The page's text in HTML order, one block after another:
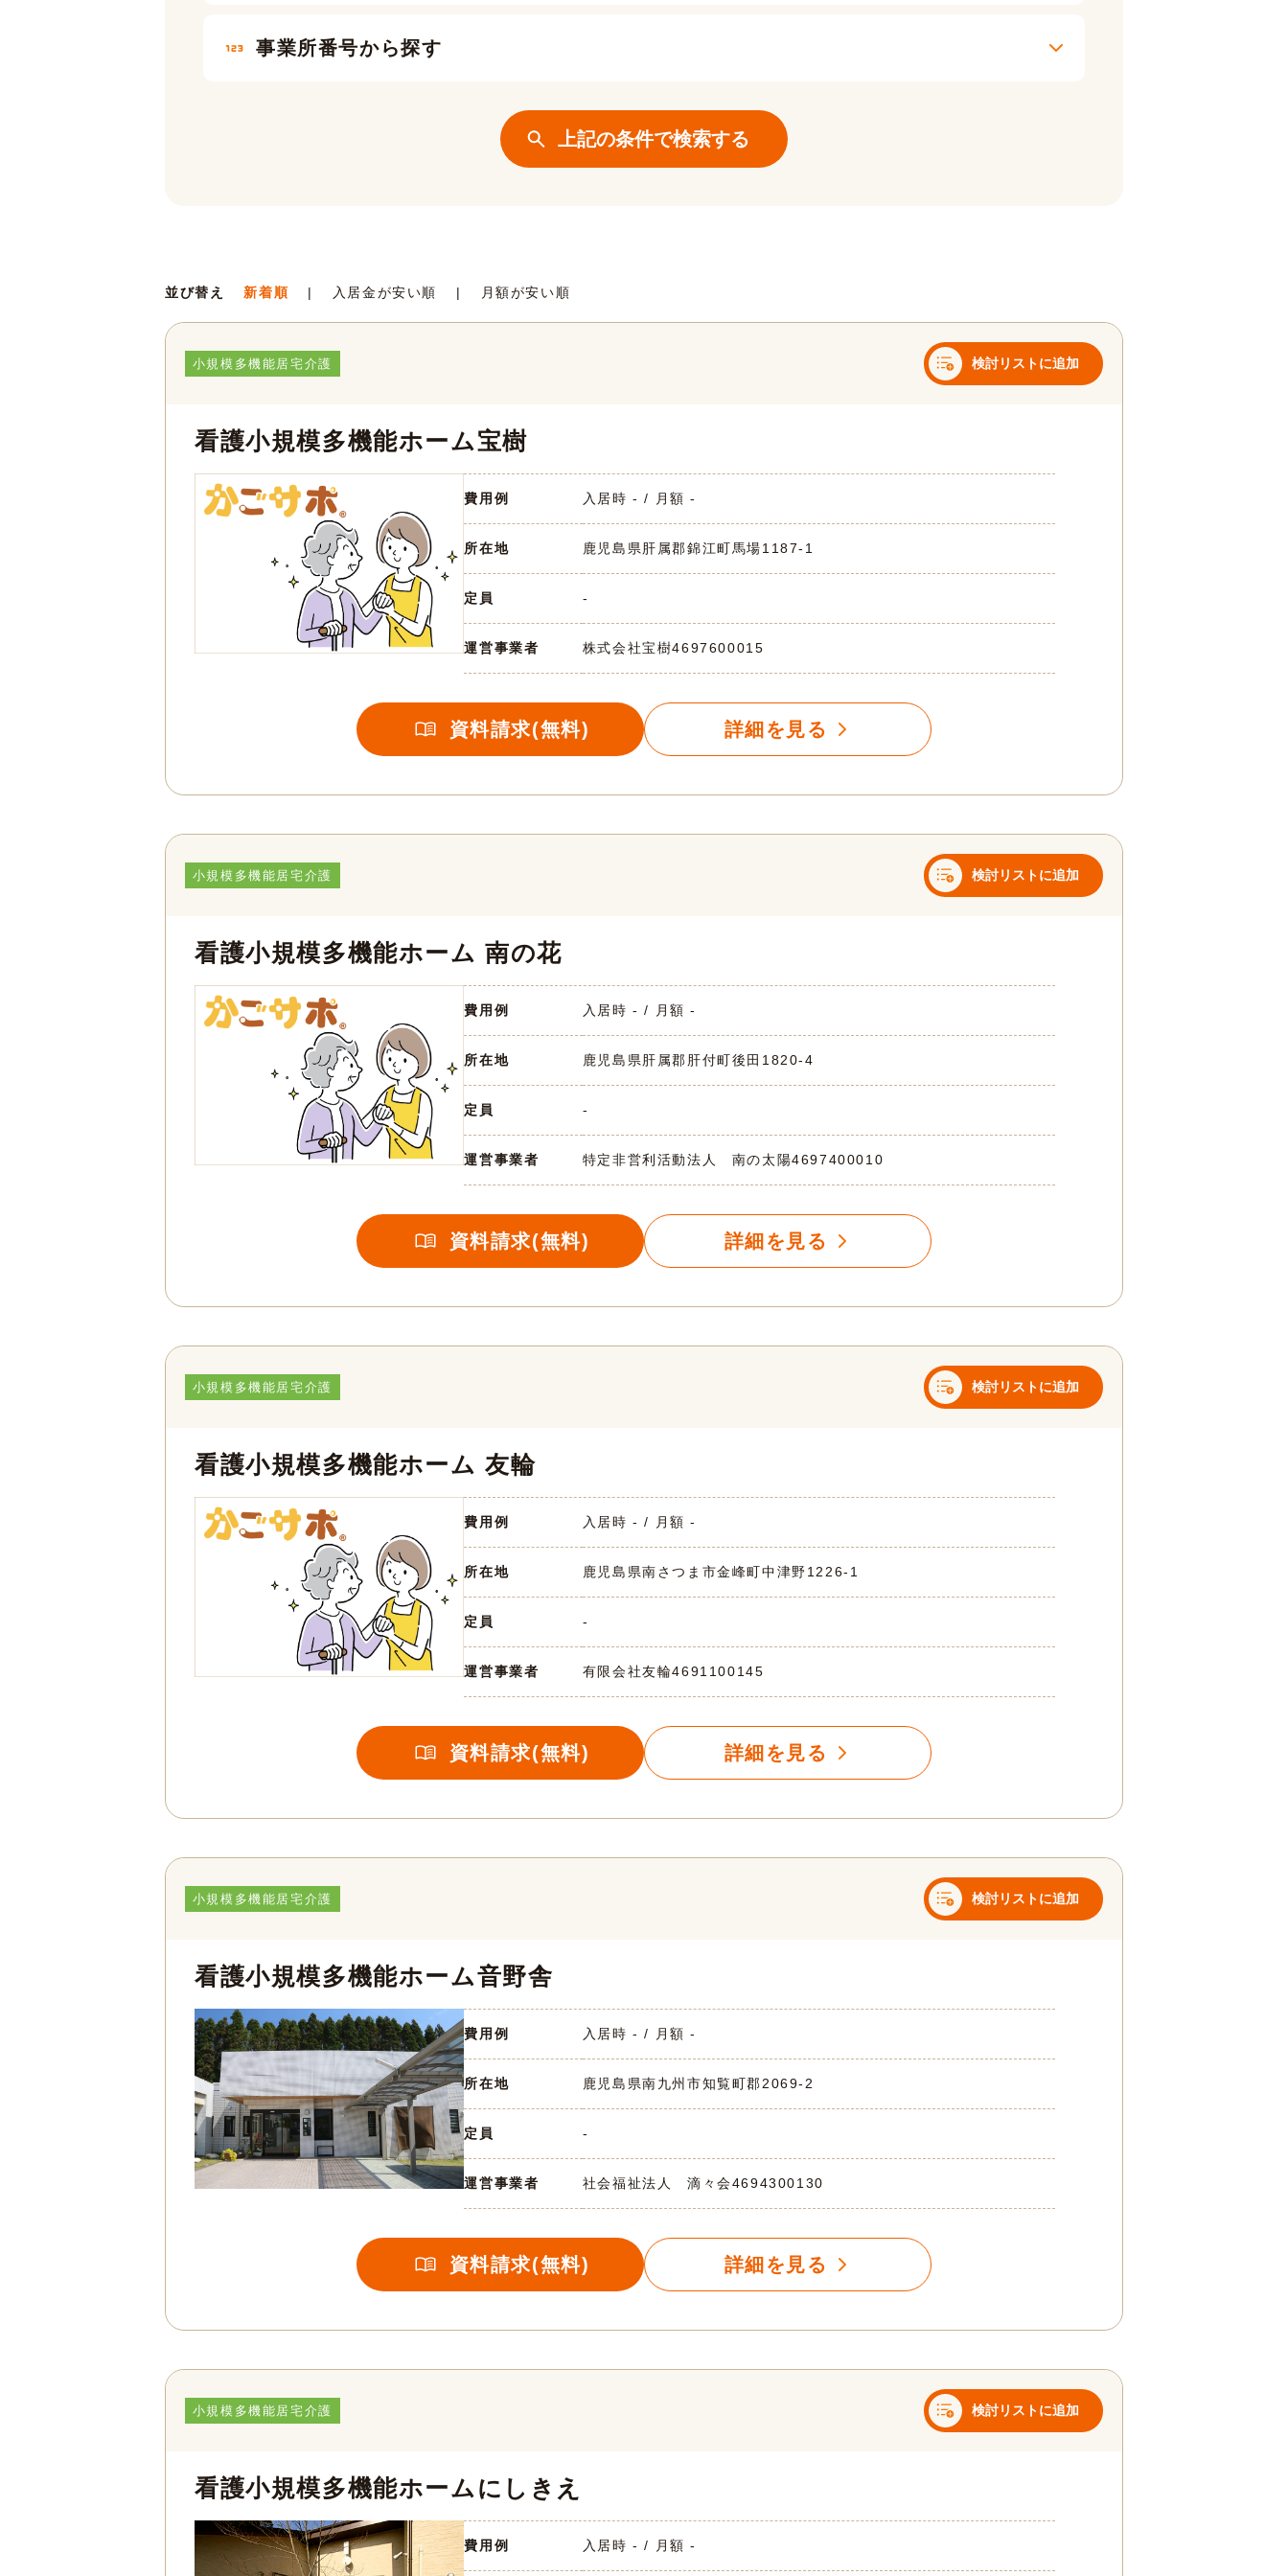
事業所番号から探す
並び替え 新着順 入居金が安い順 月額が安い順
小規模多機能居宅介護 検討リストに追加
看護小規模多機能ホーム宝樹
費用例 入居時 - / 月額 -
所在地 鹿児島県肝属郡錦江町馬場1187-1
定員 -
運営事業者 株式会社宝樹4697600015
資料請求(無料) 詳細を見る
小規模多機能居宅介護 検討リストに追加
看護小規模多機能ホーム 南の花
費用例 入居時 - / 月額 -
所在地 鹿児島県肝属郡肝付町後田1820-4
定員 -
運営事業者 特定非営利活動法人 南の太陽4697400010
資料請求(無料) 詳細を見る
小規模多機能居宅介護 検討リストに追加
看護小規模多機能ホーム 友輪
費用例 入居時 - / 月額 -
所在地 鹿児島県南さつま市金峰町中津野1226-1
定員 -
運営事業者 有限会社友輪4691100145
資料請求(無料) 詳細を見る
小規模多機能居宅介護 検討リストに追加
看護小規模多機能ホーム音野舎
費用例 入居時 - / 月額 -
所在地 鹿児島県南九州市知覧町郡2069-2
定員 -
運営事業者 社会福祉法人 滴々会4694300130
資料請求(無料) 詳細を見る
小規模多機能居宅介護 検討リストに追加
看護小規模多機能ホームにしきえ
費用例 入居時 - / 月額 -